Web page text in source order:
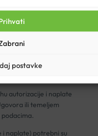
postavke
Europskog
upisa i prijenosa
zaštite kod
autorizacije i naplate
ili temeljem
i naplate) potrebni su